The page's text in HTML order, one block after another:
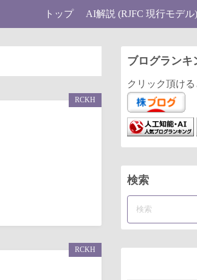
トップ AI解説 (RJFC 現行モデル)
RCKH
RCKH
ブログランキ
クリック頂け
検索